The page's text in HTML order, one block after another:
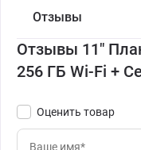
Отзывы
Отзывы 11"
256 ГБ Wi-Fi +
Оценить товар